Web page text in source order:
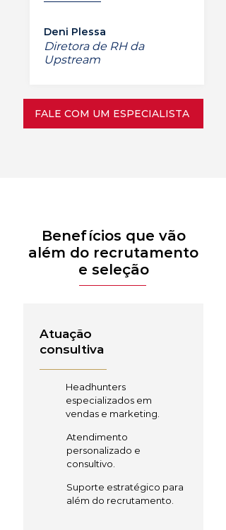
Deni Plessa
Diretora de RH da
Upstream
FALE COM UM ESPECIALISTA
Benefícios que vão
além do recrutamento
e seleção
Atuação
consultiva
Headhunters
especializados em
vendas e marketing.
Atendimento
personalizado e
consultivo.
Suporte estratégico para
além do recrutamento.